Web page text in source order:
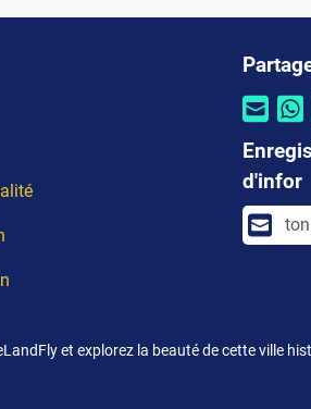
d'infor
et explorez la beauté de cette ville